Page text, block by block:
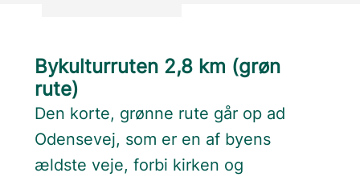
Bykulturruten 2,8 km (grøn
rute)
Den korte, grønne rute går op ad
Odensevej, som er en af byens
ældste veje, forbi kirken og